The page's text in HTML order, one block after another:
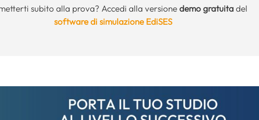
subito alla prova? Accedi alla versionedemo gratuitadel
software di simulazione EdiSES